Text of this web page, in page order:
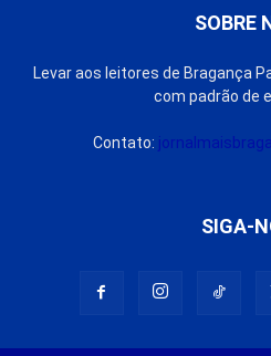
SOBRE
Levar aos leitores de Bragança
com padrão de
Contato:
SIGA-